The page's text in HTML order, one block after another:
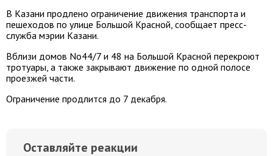
В Казани продлено ограничение движения транспорта и
пешеходов по улице Большой Красной, сообщает пресс-
служба мэрии Казани.
Вблизи домов No44/7 и 48 на Большой Красной перекроют
тротуары, а также закрывают движение по одной полосе
проезжей части.
Ограничение продлится до 7 декабря.
Оставляйте реакции